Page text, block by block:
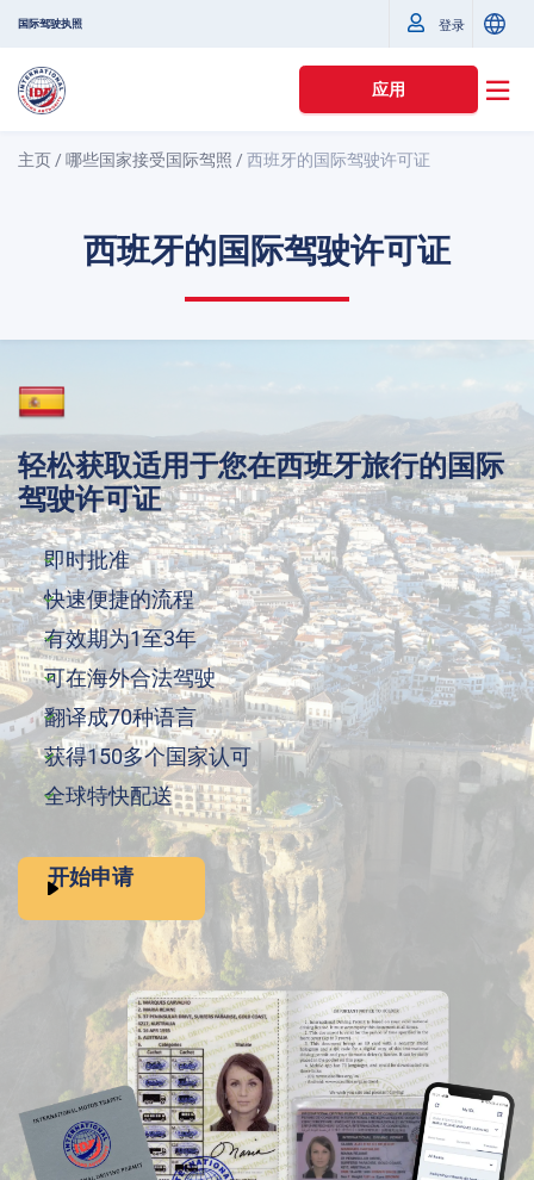
国际驾驶执照 登录
应用
主页 /哪些国家接受国际驾照 /西班牙的国际驾驶许可证
西班牙的国际驾驶许可证
轻松获取适用于您在西班牙旅行的国际
驾驶许可证
即时批准
快速便捷的流程
有效期为1至3年
可在海外合法驾驶
翻译成70种语言
获得150多个国家认可
全球特快配送
开始申请